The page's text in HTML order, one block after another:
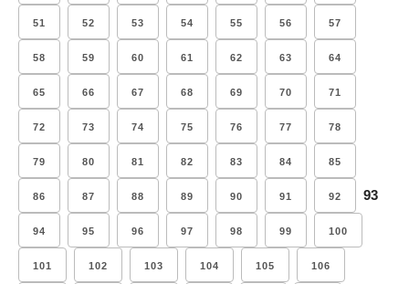
51 52 53 54 55 56 57
58 59 60 61 62 63 64
65 66 67 68 69 70 71
72 73 74 75 76 77 78
79 80 81 82 83 84 85
86 87 88 89 90 91 92 93
94 95 96 97 98 99 100
101 102 103 104 105 106